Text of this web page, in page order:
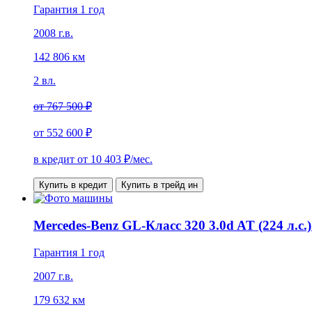
Гарантия 1 год
2008 г.в.
142 806 км
2 вл.
от767 500 ₽
от 552 600 ₽
в кредит от 10 403 ₽/мес.
Купить в кредит Купить в трейд ин
Mercedes-Benz GL-Класс 320 3.0d AT (224
Гарантия 1 год
2007 г.в.
179 632 км